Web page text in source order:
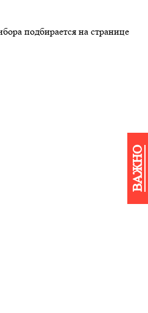
ВАЖНО
подбирается на странице